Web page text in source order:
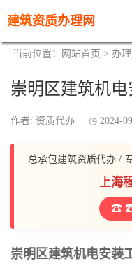
建筑资质办理网
当前位置： 网站首页 > 办
崇明区建筑机
作者: 资质代办 2024-
总承包建筑资质代办 /
上海
☎
崇明区建筑机电安装